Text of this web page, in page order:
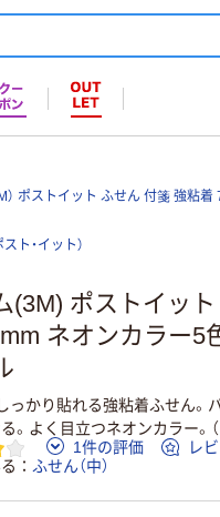
） ポストイット ふせん 付箋 強粘
ト・イット）
(3M) ポストイッ
ネオンカラー5
っかり貼れる強粘着ふせん。
。よく目立つネオンカラー。
1件の評価
レ
ふせん（中）